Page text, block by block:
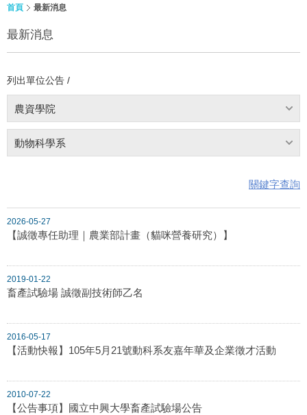
首頁 最新消息
最新消息
列出單位公告 /
農資學院
動物科學系
關鍵字查詢
2026-05-27
【誠徵專任助理｜農業部計畫（貓咪營養研究）】
2019-01-22
畜產試驗場 誠徵副技術師乙名
2016-05-17
【活動快報】105年5月21號動科系友嘉年華及企業徵才活動
2010-07-22
【公告事項】國立中興大學畜產試驗場公告